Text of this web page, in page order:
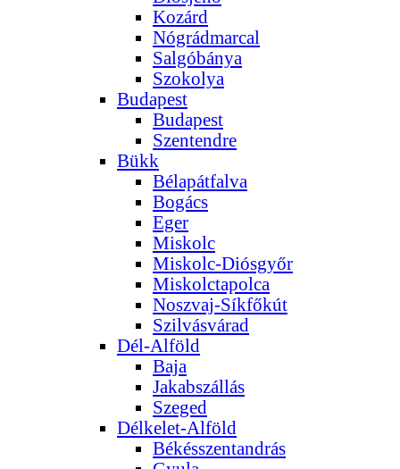
Kozárd
Nógrádmarcal
Salgóbánya
Szokolya
Budapest
Budapest
Szentendre
Bükk
Bélapátfalva
Bogács
Eger
Miskolc
Miskolc-Diósgyőr
Miskolctapolca
Noszvaj-Síkfőkút
Szilvásvárad
Dél-Alföld
Baja
Jakabszállás
Szeged
Délkelet-Alföld
Békésszentandrás